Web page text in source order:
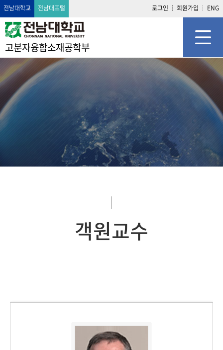
전남대학교 전남대포털 로그인 회원가입 ENG
고분자융합소재공학부
객원교수